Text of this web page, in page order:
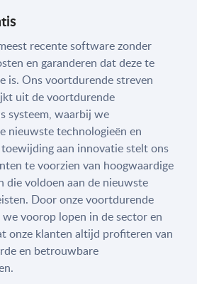
recente software zonder
en garanderen dat deze te
is. Ons voortdurende streven
uit de voortdurende
systeem, waarbij we
nieuwste technologieën en
aan innovatie stelt ons
te voorzien van hoogwaardige
die voldoen aan de nieuwste
Door onze voortdurende
voorop lopen in de sector en
onze klanten altijd profiteren van
en betrouwbare